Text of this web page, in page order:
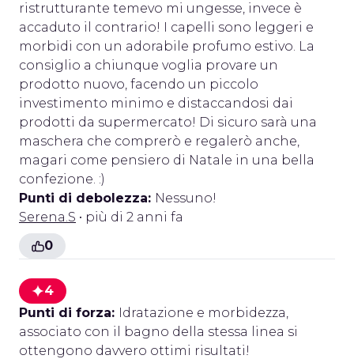
ristrutturante temevo mi ungesse, invece è
accaduto il contrario! I capelli sono leggeri e
morbidi con un adorabile profumo estivo. La
consiglio a chiunque voglia provare un
prodotto nuovo, facendo un piccolo
investimento minimo e distaccandosi dai
prodotti da supermercato! Di sicuro sarà una
maschera che comprerò e regalerò anche,
magari come pensiero di Natale in una bella
confezione. :)
Punti di debolezza: Nessuno!
Serena.S • più di 2 anni fa
0
4
Punti di forza: Idratazione e morbidezza,
associato con il bagno della stessa linea si
ottengono davvero ottimi risultati!